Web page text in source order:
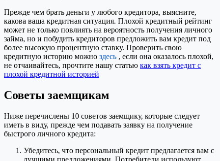
Прежде чем брать деньги у любого кредитора, выясните,
какова ваша кредитная ситуация. Плохой кредитный рейтинг
может не только повлиять на вероятность получения личного
займа, но и побудить кредиторов предложить вам кредит под
более высокую процентную ставку. Проверить свою
кредитную историю можно здесь , если она оказалось плохой,
не отчаивайтесь, прочтите нашу статью как взять кредит с
плохой кредитной историей
Советы заемщикам
Ниже перечислены 10 советов заемщику, которые следует
иметь в виду, прежде чем подавать заявку на получение
быстрого личного кредита:
Убедитесь, что персональный кредит предлагается вам с
лучшими предложениями. Потребители используют